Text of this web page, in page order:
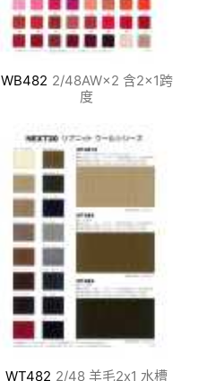
WB482 2/48AW×2 含2×1跨
度
WT482 2/48 羊毛2x1 水槽